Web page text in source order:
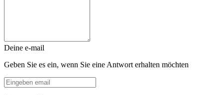
Deine e-mail
Geben Sie es ein, wenn Sie eine Antwort erhalten möchten